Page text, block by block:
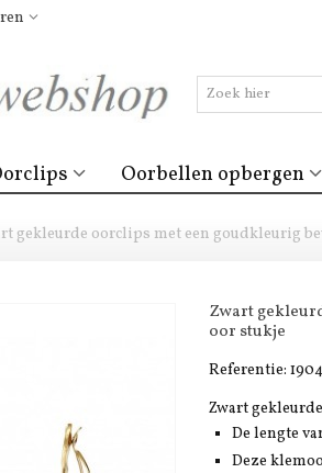
Oorbellen opbergen
gekleurde oorclips met een goudkleurig
Zwart
oor stukje
Referentie:
Zwart
De lengte
Deze